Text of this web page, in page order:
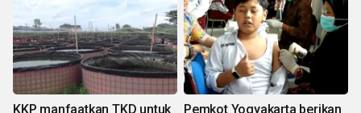
KKP manfaatkan TKD untuk
Pemkot Yogyakarta berikan